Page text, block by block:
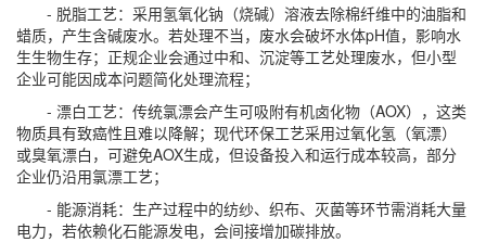
- 脱脂工艺：采用氢氧化钠（烧碱）溶液去除棉纤维中的油脂和
蜡质，产生含碱废水。若处理不当，废水会破坏水体pH值，影响水
生生物生存；正规企业会通过中和、沉淀等工艺处理废水，但小型
企业可能因成本问题简化处理流程；
- 漂白工艺：传统氯漂会产生可吸附有机卤化物（AOX），这类
物质具有致癌性且难以降解；现代环保工艺采用过氧化氢（氧漂）
或臭氧漂白，可避免AOX生成，但设备投入和运行成本较高，部分
企业仍沿用氯漂工艺；
- 能源消耗：生产过程中的纺纱、织布、灭菌等环节需消耗大量
电力，若依赖化石能源发电，会间接增加碳排放。